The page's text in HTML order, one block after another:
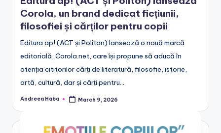
Corola, un brand dedicat ficțiunii,
filosofiei și cărților pentru copii
Editura ap! (ACT și Politon) lansează o nouă marcă
editorială, Corola.net, care își propune să aducă în
atenția cititorilor cărți de literatură, filosofie, istorie,
artă, cultură, dar și cărți pentru…
Posted
Andreea Haba March 9, 2026